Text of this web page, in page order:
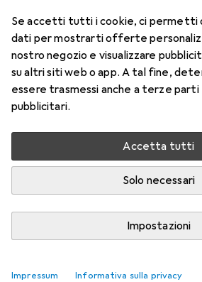
Se accetti tutti i cookie, ci permetti
dati per mostrarti offerte
nostro negozio e visualizzare
su altri siti web o app. A tal fine,
essere trasmessi anche a terze
pubblicitari.
Accetta tutti
Solo necessari
Impostazioni
Impressum Informativa sulla privacy
-3, Obiettivo mensile, 6 pz., Torico
Prezzo in EUR IVA incl.
Consegna tra lun, 17/8 e mer, 19/8
Più di 10 pezzi in stock presso il
Aggiungi al